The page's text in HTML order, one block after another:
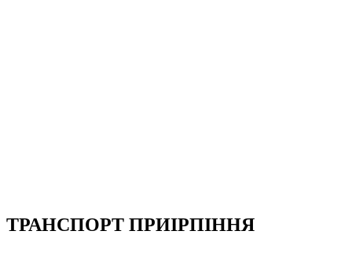
ТРАНСПОРТ ПРИІРПІННЯ